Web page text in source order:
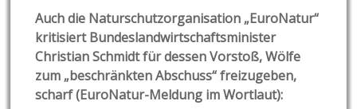
Auch die Naturschutzorganisation „EuroNatur“
kritisiert Bundeslandwirtschaftsminister
Christian Schmidt für dessen Vorstoß, Wölfe
zum „beschränkten Abschuss“ freizugeben,
scharf (EuroNatur-Meldung im Wortlaut):